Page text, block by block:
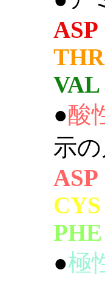
THR
●酸
示の
●極